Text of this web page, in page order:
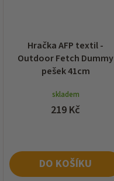
Hračka AFP textil -
Outdoor Fetch Dummy
pešek 41cm
skladem
219 Kč
DO KOŠÍKU